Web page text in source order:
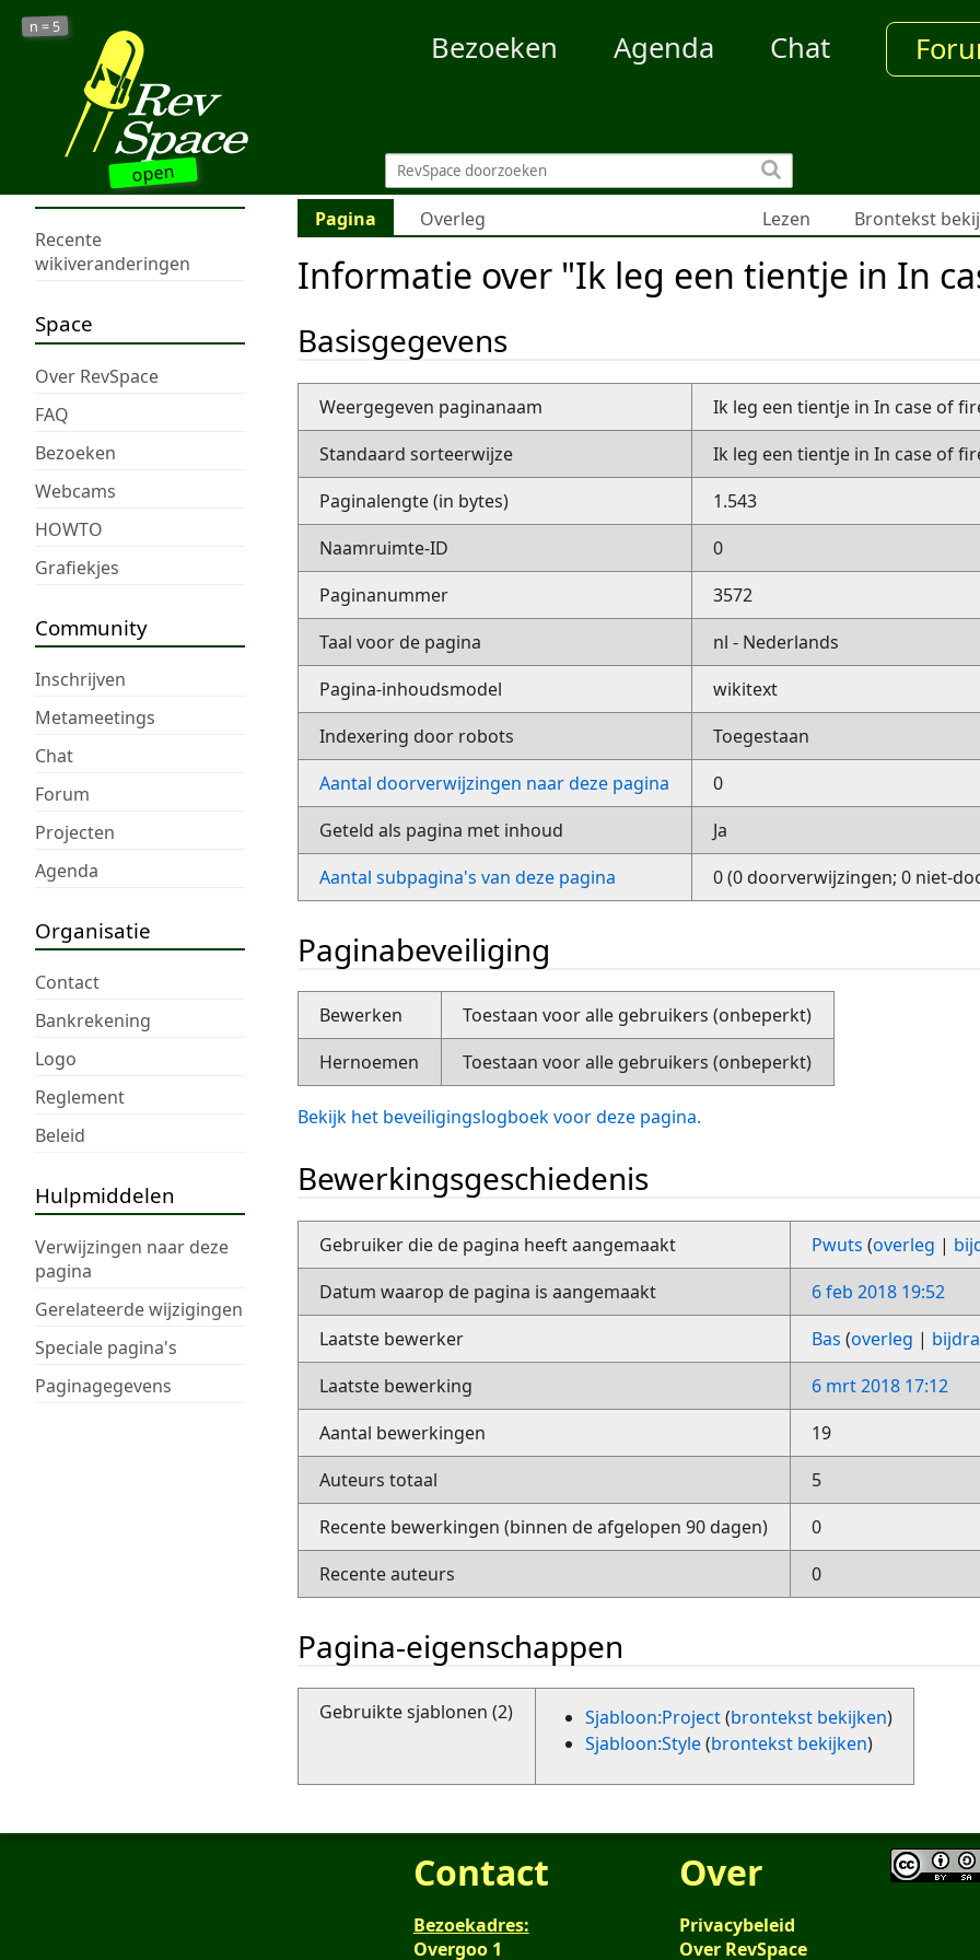
open
n = 5
Bezoeken Agenda Chat
Recente
wikiveranderingen
Space
Over RevSpace
FAQ
Bezoeken
Webcams
HOWTO
Grafiekjes
Community
Inschrijven
Metameetings
Chat
Forum
Projecten
Agenda
Organisatie
Contact
Bankrekening
Logo
Reglement
Beleid
Hulpmiddelen
Verwijzingen naar deze
pagina
Gerelateerde wijzigingen
Speciale pagina's
Paginagegevens
Pagina Overleg Lezen Brontekst
Informatie over "Ik leg een tientje in In
Basisgegevens
Weergegeven paginanaam
Ik leg een tientje in In case of
Standaard sorteerwijze
Ik leg een tientje in In case of
Paginalengte (in bytes)
1.543
Naamruimte-ID
0
Paginanummer
3572
Taal voor de pagina
nl - Nederlands
Pagina-inhoudsmodel
wikitext
Indexering door robots
Toegestaan
Aantal doorverwijzingen naar deze pagina
0
Geteld als pagina met inhoud
Ja
Aantal subpagina's van deze pagina
0 (0 doorverwijzingen; 0 niet-
Paginabeveiliging
Bewerken
Toestaan voor alle gebruikers (onbeperkt)
Hernoemen
Toestaan voor alle gebruikers (onbeperkt)
Bekijk het beveiligingslogboek voor deze pagina.
Bewerkingsgeschiedenis
Gebruiker die de pagina heeft aangemaakt Pwuts (overleg |
Datum waarop de pagina is aangemaakt
6 feb 2018 19:52
Laatste bewerker
Bas (overleg |
Laatste bewerking
6 mrt 2018 17:12
Aantal bewerkingen
19
Auteurs totaal
5
Recente bewerkingen (binnen de afgelopen 90 dagen)
0
Recente auteurs
0
Pagina-eigenschappen
Gebruikte sjablonen (2) Sjabloon:Project(brontekst bekijken)
Sjabloon:Style(brontekst bekijken)
Contact
Bezoekadres:
Overgoo 1
Over
Privacybeleid
Over RevSpace